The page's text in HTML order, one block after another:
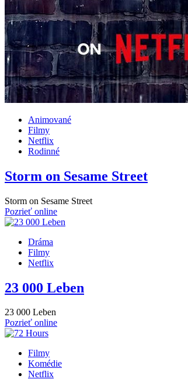
Animované
Filmy
Netflix
Rodinné
Storm on Sesame Street
Storm on Sesame Street
Pozrieť online
Dráma
Filmy
Netflix
23 000 Leben
23 000 Leben
Pozrieť online
Filmy
Komédie
Netflix